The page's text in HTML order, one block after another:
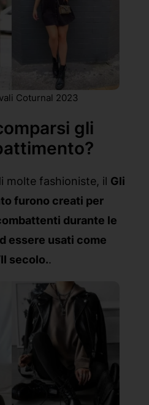
Coturnal 2023
gli
molte fashioniste, il Gli
furono creati per
durante le
essere usati come
secolo..